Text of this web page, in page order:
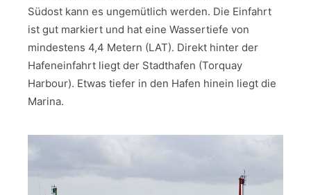
Südost kann es ungemütlich werden. Die Einfahrt
ist gut markiert und hat eine Wassertiefe von
mindestens 4,4 Metern (LAT). Direkt hinter der
Hafeneinfahrt liegt der Stadthafen (Torquay
Harbour). Etwas tiefer in den Hafen hinein liegt die
Marina.